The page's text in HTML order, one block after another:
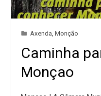
Axenda ,Monção
Caminha
Monçao